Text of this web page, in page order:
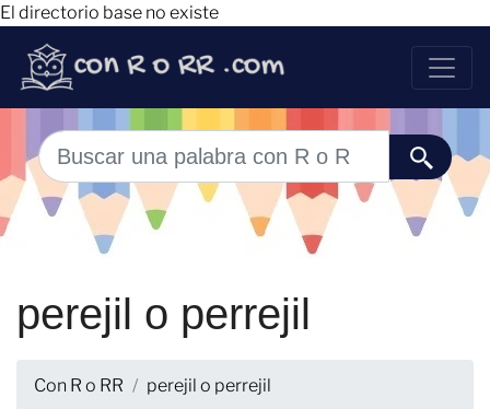
El directorio base no existe
perejil o perrejil
Con R o RR perejil o perrejil